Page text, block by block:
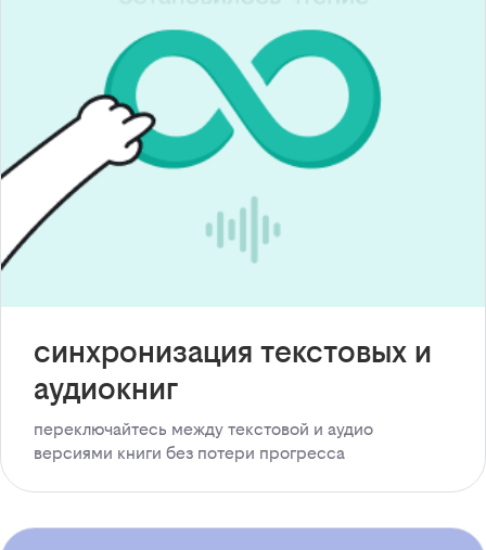
синхронизация текстовых и
аудиокниг
переключайтесь между текстовой и аудио
версиями книги без потери прогресса